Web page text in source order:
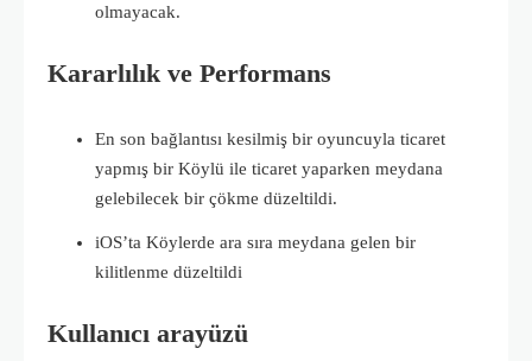
olmayacak.
Kararlılık ve Performans
En son bağlantısı kesilmiş bir oyuncuyla ticaret
yapmış bir Köylü ile ticaret yaparken meydana
gelebilecek bir çökme düzeltildi.
iOS’ta Köylerde ara sıra meydana gelen bir
kilitlenme düzeltildi
Kullanıcı arayüzü